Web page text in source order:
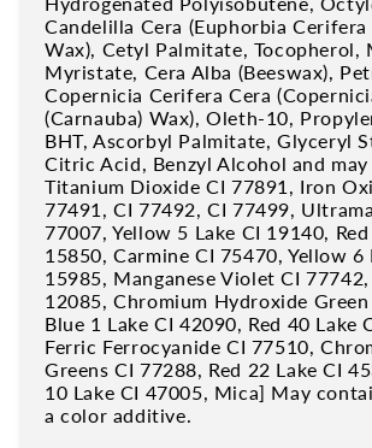
Candelilla Cera (Euphorbia Cerifera
Wax), Cetyl Palmitate, Tocopherol,
Myristate, Cera Alba (Beeswax),
Copernicia Cerifera Cera
(Carnauba) Wax), Oleth-10,
BHT, Ascorbyl Palmitate, Glyceryl
Citric Acid, Benzyl Alcohol and
Titanium Dioxide CI 77891, Iron
77491, CI 77492, CI 77499,
77007, Yellow 5 Lake CI 19140, Red
15850, Carmine CI 75470, Yellow 6
15985, Manganese Violet CI 77742,
12085, Chromium Hydroxide
Blue 1 Lake CI 42090, Red 40 Lake
Ferric Ferrocyanide CI 77510,
Greens CI 77288, Red 22 Lake CI
10 Lake CI 47005, Mica] May
a color additive.